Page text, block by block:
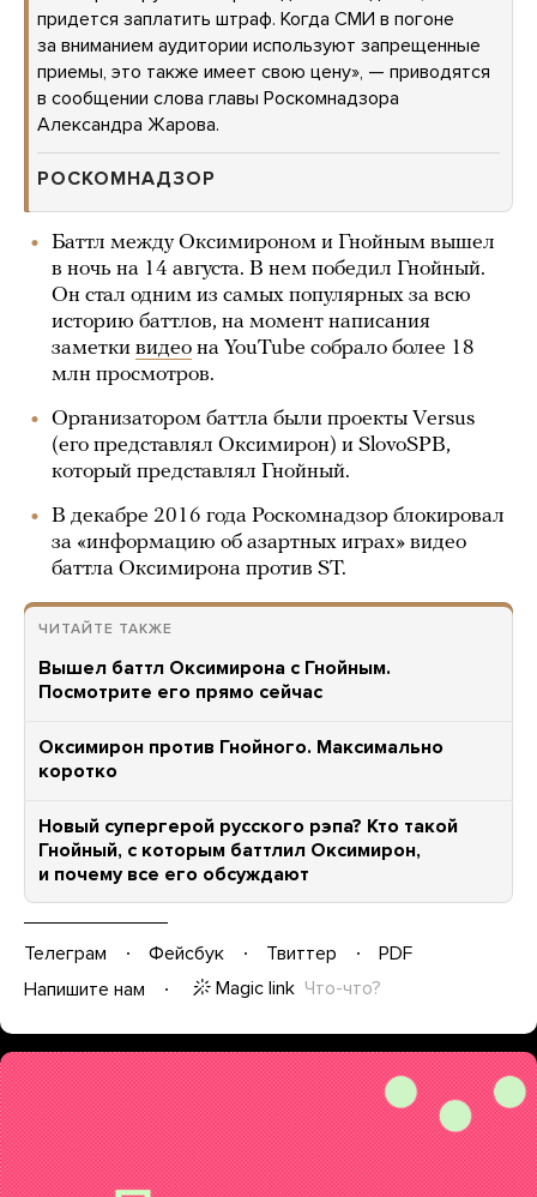
придется заплатить штраф. Когда СМИ в погоне
за вниманием аудитории используют запрещенные
приемы, это также имеет свою цену», — приводятся
в сообщении слова главы Роскомнадзора
Александра Жарова.
РОСКОМНАДЗОР
Баттл между Оксимироном и Гнойным вышел
в ночь на 14 августа. В нем победил Гнойный.
Он стал одним из самых популярных за всю
историю баттлов, на момент написания
заметки видео на YouTube собрало более 18
млн просмотров.
Организатором баттла были проекты Versus
(его представлял Оксимирон) и SlovoSPB,
который представлял Гнойный.
В декабре 2016 года Роскомнадзор блокировал
за «информацию об азартных играх» видео
баттла Оксимирона против ST.
ЧИТАЙТЕ ТАКЖЕ
Вышел баттл Оксимирона с Гнойным.
Посмотрите его прямо сейчас
Оксимирон против Гнойного. Максимально
коротко
Новый супергерой русского рэпа? Кто такой
Гнойный, с которым баттлил Оксимирон,
и почему все его обсуждают
Телеграм Фейсбук Твиттер
PDF
Напишите нам
Magic link Что-что?